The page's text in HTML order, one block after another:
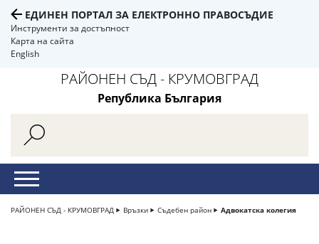
ЕДИНЕН ПОРТАЛ ЗА ЕЛЕКТРОННО ПРАВОСЪДИЕ
Инструменти за достъпност
Карта на сайта
English
РАЙОНЕН СЪД - КРУМОВГРАД
Република България
РАЙОНЕН СЪД - КРУМОВГРАД Връзки Съдебен район Адвокатска колегия